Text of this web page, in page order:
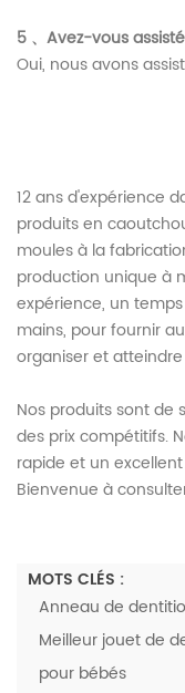
5 、Avez-vous
Oui, nous avons
12 ans d'expérience
produits en
moules à la
production unique à
expérience, un
mains, pour fournir
organiser et
Nos produits sont de
des prix compétitifs.
rapide et un
Bienvenue à
MOTS CLÉS :
Anneau de
Meilleur jouet de
pour bébés